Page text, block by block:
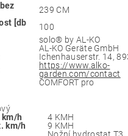
239 CM
[db
100
solo® by AL-KO
AL-KO Geräte GmbH
Ichenhauserstr. 14,
https://www.alko-
garden.com/contact
COMFORT pro
km/h
4 KMH
km/h
9 KMH